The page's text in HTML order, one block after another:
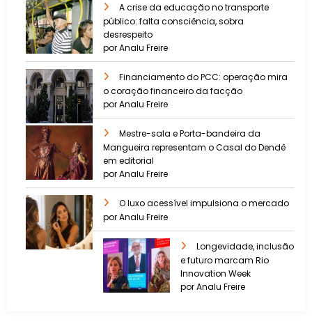
A crise da educação no transporte
público: falta consciência, sobra
desrespeito
por Analu Freire
Financiamento do PCC: operação mira
o coração financeiro da facção
por Analu Freire
Mestre-sala e Porta-bandeira da
Mangueira representam o Casal do Dendê
em editorial
por Analu Freire
O luxo acessível impulsiona o mercado
por Analu Freire
Longevidade, inclusão
e futuro marcam Rio
Innovation Week
por Analu Freire